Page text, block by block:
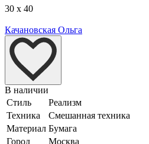
30 x 40
Качановская Ольга
В наличии
Стиль
Реализм
Техника
Смешанная техника
Материал Бумага
Город
Москва